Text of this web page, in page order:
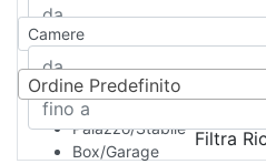
Rustico/Casale
Camera d'Albergo
Multiproprietà
Palazzo/Stabile
Box/Garage
Camere
Ordine Predefinito
Filtra